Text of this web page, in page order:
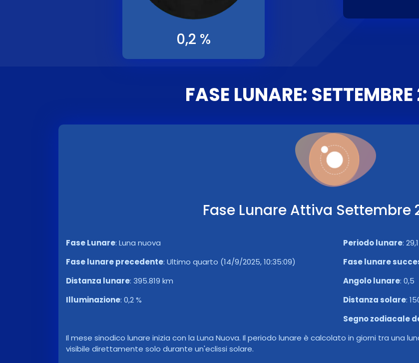
0,2 %
FASE LUNARE:
Fase Lunare Attiva Settembre
Fase Lunare: Luna nuova
Fase lunare precedente: Ultimo quarto (14/9/2025, 10:35:09)
Distanza lunare: 395.819 km
Illuminazione: 0,2 %
Periodo lunare:
Fase lunare
Angolo lunare: 0,5
Distanza solare:
Segno zodiacale
Il mese sinodico lunare inizia con la Luna Nuova. Il periodo lunare è calcolato in giorni tra una
visibile direttamente solo durante un'eclissi solare.